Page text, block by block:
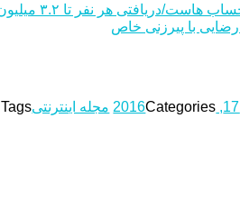
Categories مجله اینترنتیTags
هاست/دریافتی هر نفر تا ٣.٢ میلیون پیش رفت
با پیرزنی خاص